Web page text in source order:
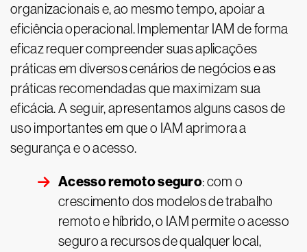
organizacionais e, ao mesmo tempo, apoiar a
eficiência operacional. Implementar IAM de forma
eficaz requer compreender suas aplicações
práticas em diversos cenários de negócios e as
práticas recomendadas que maximizam sua
eficácia. A seguir, apresentamos alguns casos de
uso importantes em que o IAM aprimora a
segurança e o acesso.
Acesso remoto seguro: com o
crescimento dos modelos de trabalho
remoto e híbrido, o IAM permite o acesso
seguro a recursos de qualquer local,